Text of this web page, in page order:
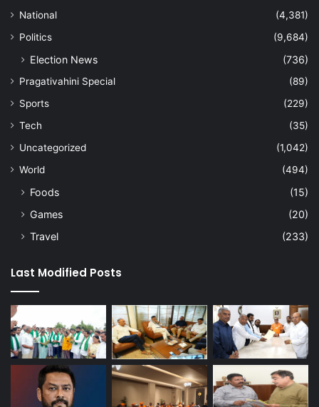
National
(4,381)
Politics
(9,684)
Election News (736)
Pragativahini Special
(89)
Sports
(229)
Tech
(35)
Uncategorized
(1,042)
World
(494)
Foods
(15)
Games
(20)
Travel
(233)
Last Modified Posts